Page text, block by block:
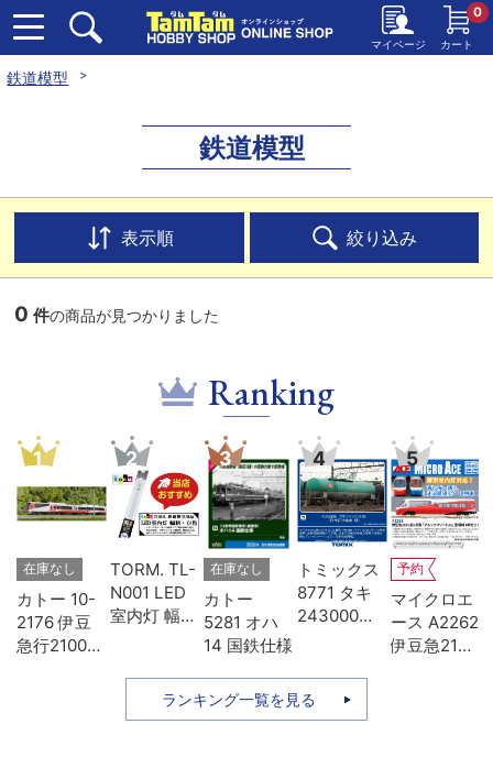
マイページ カート
0
鉄道模型
鉄道模型
表示順 絞り込み
0 件の商品が見つかりました
Ranking
1
在庫なし
カトー 10-
2176 伊豆
急行2100系
2
TORM. TL-
N001 LED
室内灯 幅狭
模型
3
在庫なし
カトー
5281 オハ
14 国鉄仕様
4
トミックス
8771 タキ
243000形
5
予約
マイクロエ
ース A2262
伊豆急2100
ランキング一覧を見る